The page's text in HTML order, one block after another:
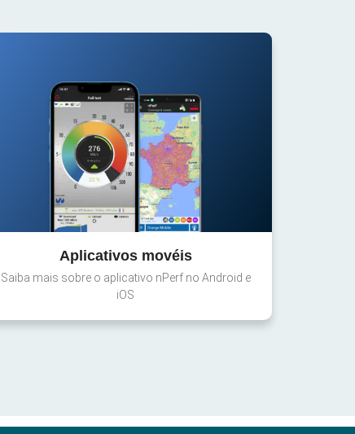
Aplicativos movéis
Saiba mais sobre o aplicativo nPerf no Android e
iOS